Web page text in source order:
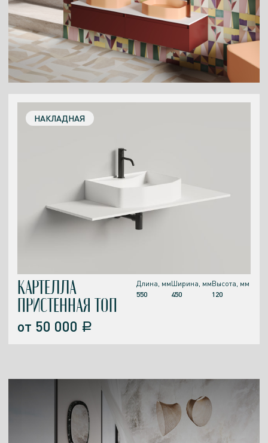
НАКЛАДНАЯ
Длина, мм
550
Ширина, мм
450
Высота, мм
120
КАРТЕЛЛА
ПРИСТЕННАЯ ТОП
от 50 000 a